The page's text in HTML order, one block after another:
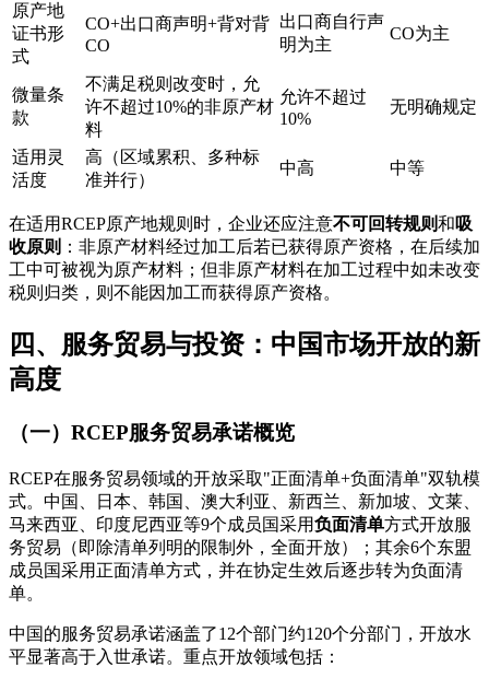
原产地
证书形
式
CO+出口商声明+背对背
CO
出口商自行声
明为主
CO为主
微量条
款
不满足税则改变时，允
许不超过10%的非原产材
料
允许不超过
10%
无明确规定
适用灵
活度
高（区域累积、多种标
准并行）
中高 中等
在适用RCEP原产地规则时，企业还应注意不可回转规则和吸
收原则 ：非原产材料经过加工后若已获得原产资格，在后续加
工中可被视为原产材料；但非原产材料在加工过程中如未改变
税则归类，则不能因加工而获得原产资格。
四、服务贸易与投资：中国市场开放的新
高度
（一）RCEP服务贸易承诺概览
RCEP在服务贸易领域的开放采取"正面清单+负面清单"双轨模
式。中国、日本、韩国、澳大利亚、新西兰、新加坡、文莱、
马来西亚、印度尼西亚等9个成员国采用负面清单方式开放服
务贸易（即除清单列明的限制外，全面开放）；其余6个东盟
成员国采用正面清单方式，并在协定生效后逐步转为负面清
单。
中国的服务贸易承诺涵盖了12个部门约120个分部门，开放水
平显著高于入世承诺。重点开放领域包括：